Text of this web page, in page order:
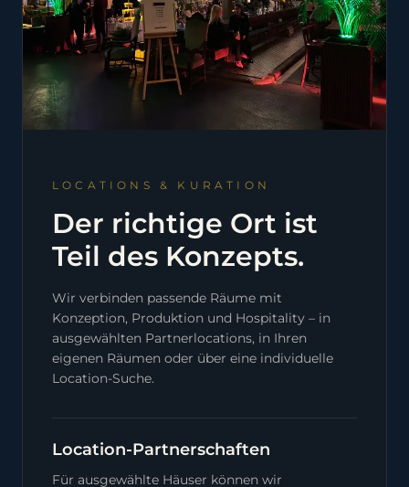
LOCATIONS & KURATION
Der richtige Ort ist
Teil des Konzepts.
Wir verbinden passende Räume mit
Konzeption, Produktion und Hospitality – in
ausgewählten Partnerlocations, in Ihren
eigenen Räumen oder über eine individuelle
Location-Suche.
Location-Partnerschaften
Für ausgewählte Häuser können wir